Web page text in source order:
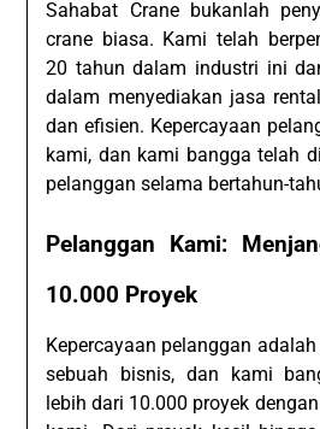
Sahabat Crane bukanlah
crane biasa. Kami telah
20 tahun dalam industri ini
dalam menyediakan jasa
dan efisien. Kepercayaan
kami, dan kami bangga telah
pelanggan selama bertahun-
Pelanggan Kami:
10.000 Proyek
Kepercayaan pelanggan
sebuah bisnis, dan kami
lebih dari 10.000 proyek